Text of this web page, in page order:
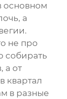
основном
а
не про
собирать
а от
квартал
в разные